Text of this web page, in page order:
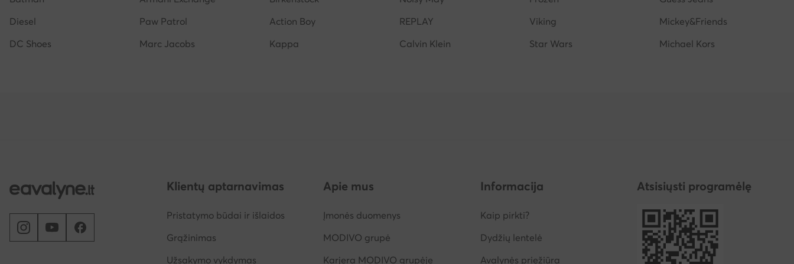
Diesel
Paw Patrol Action Boy REPLAY Viking
Mickey&Friends
DC Shoes
Marc Jacobs Kappa Calvin Klein Star Wars Michael Kors
Klientų aptarnavimas
Pristatymo būdai ir išlaidos
Grąžinimas
Užsakymo vykdymas
Apie mus
Įmonės duomenys
MODIVO grupė
Karjera MODIVO grupėje
Informacija
Kaip pirkti?
Dydžių lentelė
Avalynės priežiūra
Atsisiųsti programėlę